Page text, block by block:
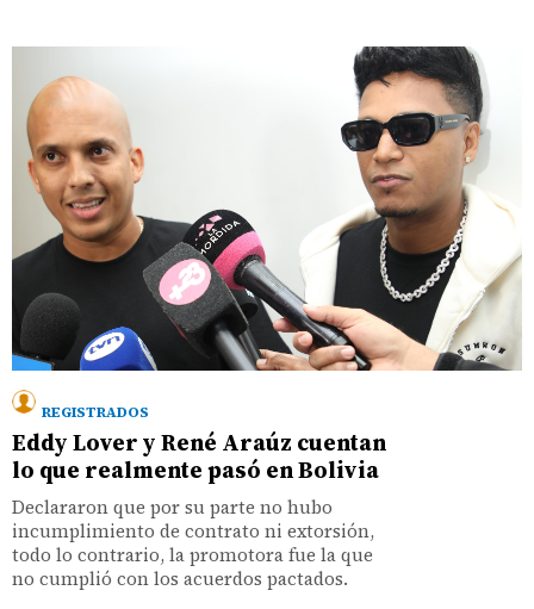
REGISTRADOS
Eddy Lover y René Araúz cuentan
lo que realmente pasó en Bolivia
Declararon que por su parte no hubo
incumplimiento de contrato ni extorsión,
todo lo contrario, la promotora fue la que
no cumplió con los acuerdos pactados.